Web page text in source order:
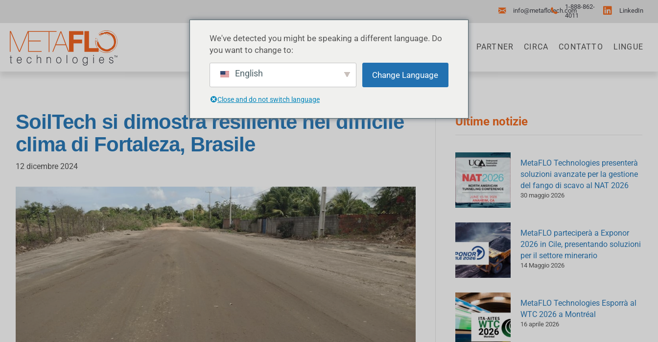
info@metaflotech.com
1-888-862-
4011
LinkedIn
INDUSTRIE PARTNER CIRCA CONTATTO LINGUE
SoilTech si dimostra resiliente nel difficile
clima di Fortaleza, Brasile
12 dicembre 2024
Ultime notizie
MetaFLO Technologies presenterà
soluzioni avanzate per la gestione
del fango di scavo al NAT 2026
30 maggio 2026
MetaFLO parteciperà a Exponor
2026 in Cile, presentando soluzioni
per il settore minerario
14 Maggio 2026
MetaFLO Technologies Esporrà al
WTC 2026 a Montréal
16 aprile 2026
We've detected you might be speaking a different language. Do
you want to change to:
English Change Language
Close and do not switch language